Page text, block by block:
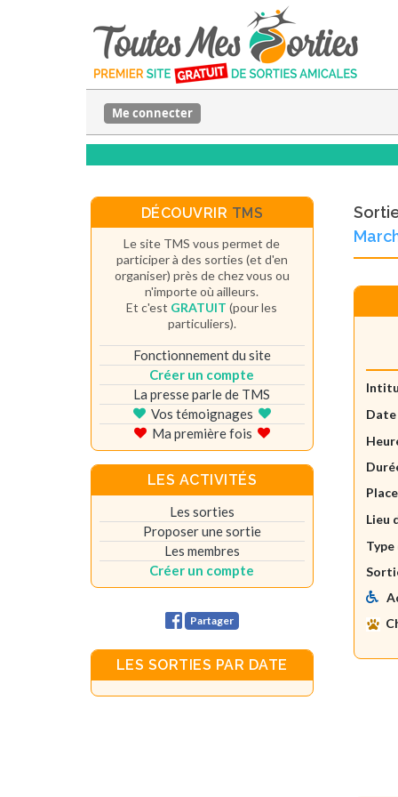
Me connecter
Date
Lieu
DÉCOUVRIR TMS
Le site TMS vous permet de
participer à des sorties (et d'en
organiser) près de chez vous ou
n'importe où ailleurs.
Et c'est GRATUIT (pour les
particuliers).
Fonctionnement du site
Créer un compte
La presse parle de TMS
Vos témoignages
Ma première fois
LES ACTIVITÉS
Les sorties
Proposer une sortie
Les membres
Créer un compte
Partager
LES SORTIES PAR DATE